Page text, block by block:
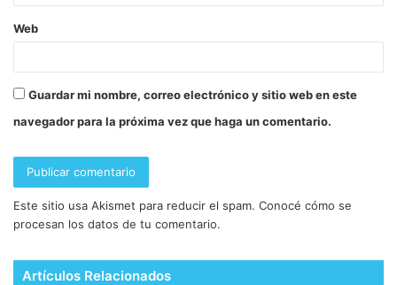
Web
Guardar mi nombre, correo electrónico y sitio web en este
navegador para la próxima vez que haga un comentario.
Este sitio usa Akismet para reducir el spam. Conocé cómo se
procesan los datos de tu comentario.
Artículos Relacionados